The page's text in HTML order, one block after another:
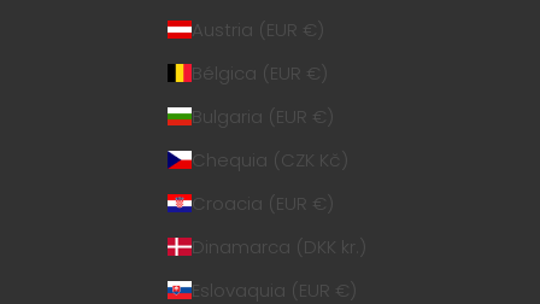
Austria (EUR €)
Bélgica (EUR €)
Bulgaria (EUR €)
Chequia (CZK Kč)
Croacia (EUR €)
Dinamarca (DKK kr.)
Eslovaquia (EUR €)